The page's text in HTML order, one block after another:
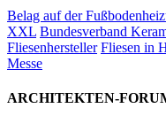
Belag auf der
XXL Bundesverband
Fliesenhersteller Fliesen in
Messe
ARCHITEKTEN-